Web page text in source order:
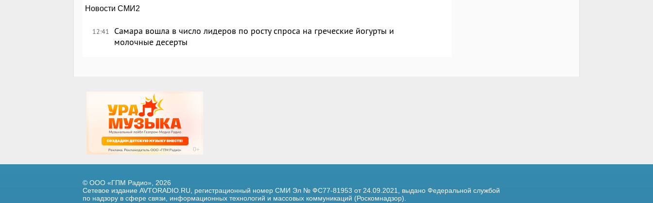
Новости СМИ2
12:41
Самара вошла в число лидеров по росту спроса на греческие йогурты и
молочные десерты
© ООО «ГПМ Радио», 2026
Сетевое издание AVTORADIO.RU, регистрационный номер СМИ Эл № ФС77-81953 от 24.09.2021, выдано Федеральной службой
по надзору в сфере связи, информационных технологий и массовых коммуникаций (Роскомнадзор).